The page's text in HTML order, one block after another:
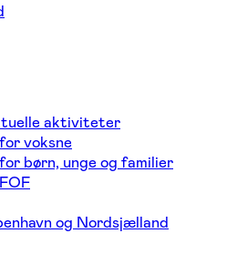
aktiviteter
voksne
børn, unge og familier
og Nordsjælland